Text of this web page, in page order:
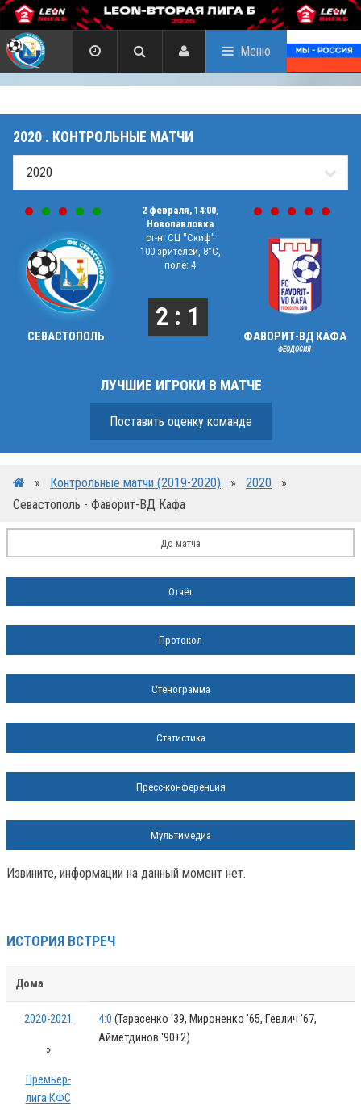
Меню
2020 . КОНТРОЛЬНЫЕ МАТЧИ
СЕВАСТОПОЛЬ
2 февраля, 14:00
Новопавловка
ст-н: СЦ "Скиф"
100 зрителей, 8°C,
поле: 4
2 : 1
ФАВОРИТ-ВД КАФА
ФЕОДОСИЯ
ЛУЧШИЕ ИГРОКИ В МАТЧЕ
Поставить оценку команде
» Контрольные матчи (2019-2020) » 2020
»
Севастополь - Фаворит-ВД Кафа
До матча
Отчёт
Протокол
Стенограмма
Статистика
Пресс-конференция
Мультимедиа
Извините, информации на данный момент нет.
ИСТОРИЯ ВСТРЕЧ
Дома
2020-2021
»
Премьер-
лига КФС
4:0 (Тарасенко '39, Мироненко '65, Гевлич '67,
Айметдинов '90+2)